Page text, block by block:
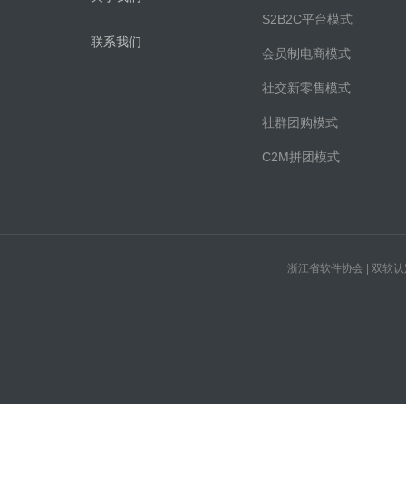
联系我们
S2B2C平台模式
会员制电商模式
社交新零售模式
社群团购模式
C2M拼团模式
浙江省软件协会 | 双软